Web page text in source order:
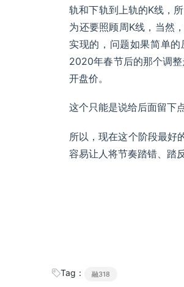
轨和下轨到上轨的K线，
为还要照顾周K线，当然
实现的，问题如果简单
2020年春节后的那个调
开盘价。
这个只能是说给后面留下
所以，现在这个阶段最好
容易让人将节奏踏错、踏
Tag： 融318